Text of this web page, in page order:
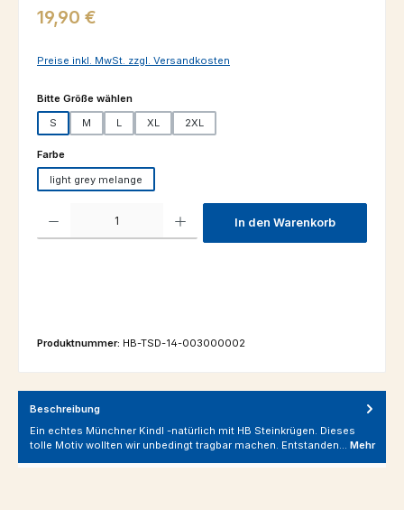
Regulärer Preis:
19,90 €
Preise inkl. MwSt. zzgl. Versandkosten
Bitte Größe wählenauswählen
S M L XL 2XL
Farbeauswählen
light grey melange
In den Warenkorb
Produktnummer: HB-TSD-14-003000002
Beschreibung
Ein echtes Münchner Kindl -natürlich mit HB Steinkrügen. Dieses
tolle Motiv wollten wir unbedingt tragbar machen. Entstanden… Mehr